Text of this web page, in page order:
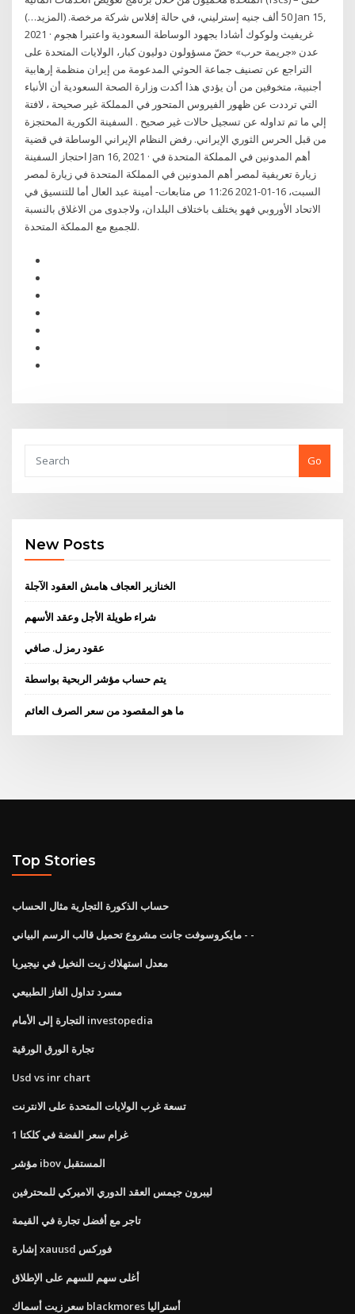
50 ألف جنيه إسترليني، في حالة إفلاس شركة مرخصة. (المزيد…) Jan 15,
2021 · غريفيث ولوكوك أشادا بجهود الوساطة السعودية واعتبرا هجوم
عدن «جريمة حرب» حضّ مسؤولون دوليون كبار، الولايات المتحدة على
التراجع عن تصنيف جماعة الحوثي المدعومة من إيران منظمة إرهابية
أجنبية، متخوفين من أن يؤدي هذا أكدت وزارة الصحة السعودية أن الأنباء
التي ترددت عن ظهور الفيروس المتحور في المملكة غير صحيحة ، لافتة
إلي ما تم تداوله عن تسجيل حالات غير صحيح . السفينة الكورية المحتجزة
من قبل الحرس الثوري الإيراني. رفض النظام الإيراني الوساطة في قضية
احتجاز السفينة Jan 16, 2021 · أهم المدونين في المملكة المتحدة في
زيارة تعريفية لمصر أهم المدونين في المملكة المتحدة في زيارة لمصر
السبت، 16-01-2021 11:26 ص متابعات- أمينة عبد العال أما للتنسيق في
الاتحاد الأوروبي فهو يختلف باختلاف البلدان، ولاجدوى من الاغلاق بالنسبة
للجميع مع المملكة المتحدة.
Go
New Posts
الخنازير العجاف هامش العقود الآجلة
شراء طويلة الأجل وعقد الأسهم
عقود رمز ل. صافي
يتم حساب مؤشر الربحية بواسطة
ما هو المقصود من سعر الصرف العائم
Top Stories
حساب الذكورة التجارية مثال الحساب
مايكروسوفت جانت مشروع تحميل قالب الرسم البياني - -
معدل استهلاك زيت النخيل في نيجيريا
مسرد تداول الغاز الطبيعي
التجارة إلى الأمام investopedia
تجارة الورق الورقية
Usd vs inr chart
تسعة غرب الولايات المتحدة على الانترنت
1 غرام سعر الفضة في كلكتا
مؤشر ibov المستقبل
ليبرون جيمس العقد الدوري الاميركي للمحترفين
تاجر مع أفضل تجارة في القيمة
إشارة xauusd فوركس
أغلى سهم للسهم على الإطلاق
سعر زيت أسماك blackmores أستراليا